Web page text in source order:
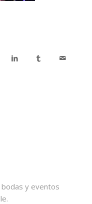
bodas y eventos